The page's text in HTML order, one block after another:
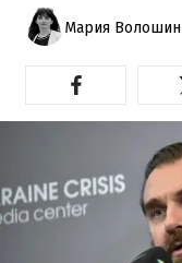
Мария Волошин